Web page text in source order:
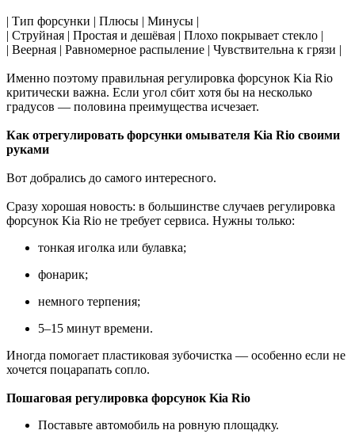
| Тип форсунки | Плюсы | Минусы |
| Струйная | Простая и дешёвая | Плохо покрывает стекло |
| Веерная | Равномерное распыление | Чувствительна к грязи |
Именно поэтому правильная регулировка форсунок Kia Rio
критически важна. Если угол сбит хотя бы на несколько
градусов — половина преимущества исчезает.
Как отрегулировать форсунки омывателя Kia Rio своими
руками
Вот добрались до самого интересного.
Сразу хорошая новость: в большинстве случаев регулировка
форсунок Kia Rio не требует сервиса. Нужны только:
тонкая иголка или булавка;
фонарик;
немного терпения;
5–15 минут времени.
Иногда помогает пластиковая зубочистка — особенно если не
хочется поцарапать сопло.
Пошаговая регулировка форсунок Kia Rio
Поставьте автомобиль на ровную площадку.